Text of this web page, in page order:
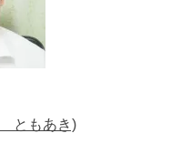
ともあき)